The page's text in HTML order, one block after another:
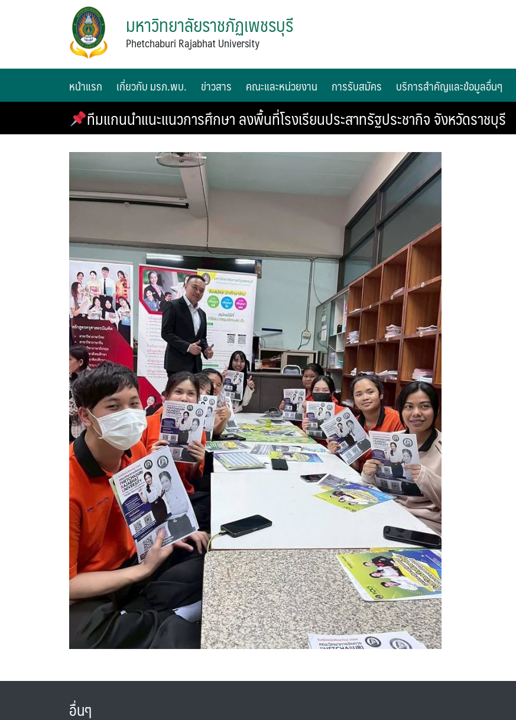
มหาวิทยาลัยราชภัฏเพชรบุรี
Phetchaburi Rajabhat University
หน้าแรก เกี่ยวกับ มรภ.พบ. ข่าวสาร คณะและหน่วยงาน การรับสมัคร บริการสำคัญและข้อมูลอื่นๆ
ทีมแกนนำแนะแนวการศึกษา ลงพื้นที่โรงเรียนประสาทรัฐประชากิจ จังหวัดราชบุรี
อื่นๆ